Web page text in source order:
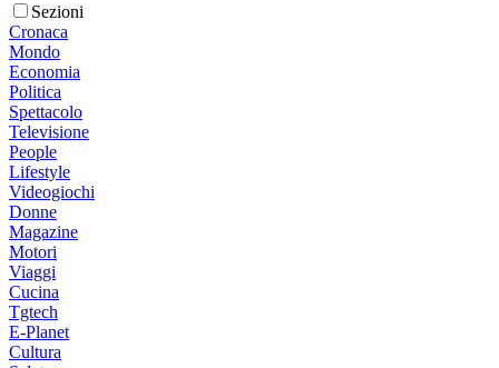
Sezioni
Cronaca
Mondo
Economia
Politica
Spettacolo
Televisione
People
Lifestyle
Videogiochi
Donne
Magazine
Motori
Viaggi
Cucina
Tgtech
E-Planet
Cultura